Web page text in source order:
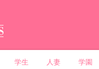
学生 人妻 学園